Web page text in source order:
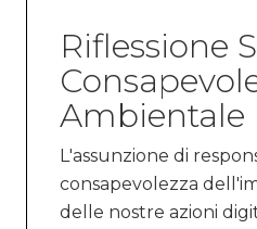
Riflessione
Ambientale
L'assunzione di
consapevolezza
delle nostre azioni